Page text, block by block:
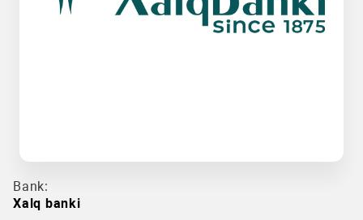
Bank:
Xalq banki